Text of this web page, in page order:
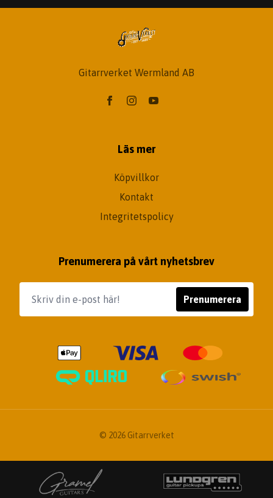
Gitarrverket Wermland AB
Läs mer
Köpvillkor
Kontakt
Integritetspolicy
Prenumerera på vårt nyhetsbrev
Prenumerera
© 2026 Gitarrverket